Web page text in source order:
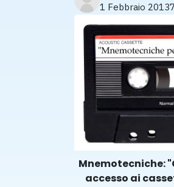
1 Febbraio 2013
Mnemotecniche:
accesso ai